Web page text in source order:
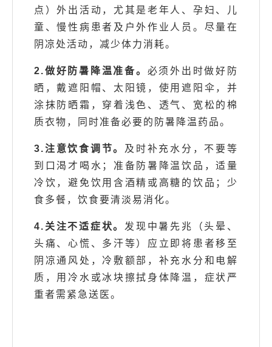
点）外出活动，尤其是老年人、孕妇、儿
童、慢性病患者及户外作业人员。尽量在
阴凉处活动，减少体力消耗。
2.做好防暑降温准备。 必须外出时做好防
晒，戴遮阳帽、太阳镜，使用遮阳伞，并
涂抹防晒霜，穿着浅色、透气、宽松的棉
质衣物，同时准备必要的防暑降温药品。
3.注意饮食调节。 及时补充水分，不要等
到口渴才喝水；准备防暑降温饮品，适量
冷饮，避免饮用含酒精或高糖的饮品；少
食多餐，饮食要清淡易消化。
4.关注不适症状。 发现中暑先兆（头晕、
头痛、心慌、多汗等）应立即将患者移至
阴凉通风处，冷敷额部，补充水分和电解
质，用冷水或冰块擦拭身体降温，症状严
重者需紧急送医。